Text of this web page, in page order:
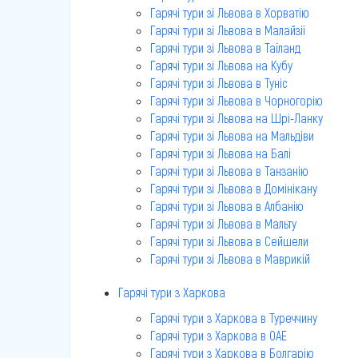
Гарячі тури зі Львова в Хорватію
Гарячі тури зі Львова в Малайзії
Гарячі тури зі Львова в Таїланд
Гарячі тури зі Львова на Кубу
Гарячі тури зі Львова в Туніс
Гарячі тури зі Львова в Чорногорію
Гарячі тури зі Львова на Шрі-Ланку
Гарячі тури зі Львова на Мальдіви
Гарячі тури зі Львова на Балі
Гарячі тури зі Львова в Танзанію
Гарячі тури зі Львова в Домінікану
Гарячі тури зі Львова в Албанію
Гарячі тури зі Львова в Мальту
Гарячі тури зі Львова в Сейшели
Гарячі тури зі Львова в Маврикій
Гарячі тури з Харкова
Гарячі тури з Харкова в Туреччину
Гарячі тури з Харкова в ОАЕ
Гарячі тури з Харкова в Болгарію